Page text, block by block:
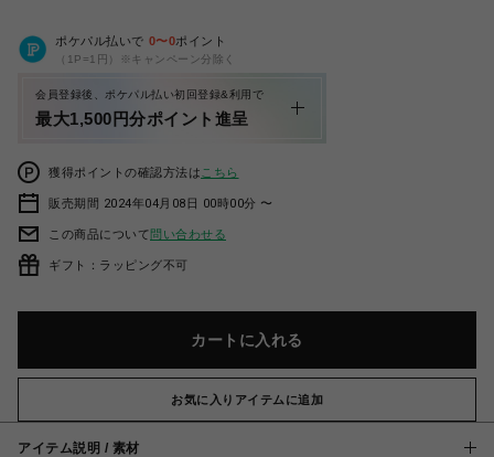
ポケパル払いで 0〜0ポイント
（1P=1円）※キャンペーン分除く
会員登録後、ポケパル払い初回登録&利用で
最大1,500円分ポイント進呈
獲得ポイントの確認方法は こちら
販売期間 2024年04月08日 00時00分 〜
この商品について問い合わせる
ギフト：ラッピング不可
カートに入れる
お気に入りアイテムに追加
アイテム説明 / 素材